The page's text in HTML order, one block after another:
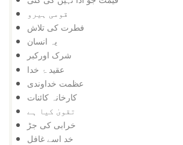
قومی ہیرو
فطرت کی تلاش
یہ انسان
شرک اورکبر
عقید ۂ خدا
عظمت خداوندی
کارخانہ کائنات
تقویٰ کیا ہے
خرابی کی جڑ
خد اسے غافل